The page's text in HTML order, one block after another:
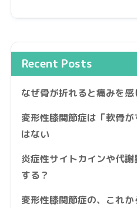
Recent Posts
なぜ骨が折れると痛みを感
変形性膝関節症は「軟骨
はない
炎症性サイトカインや代
する？
変形性膝関節症の、これ